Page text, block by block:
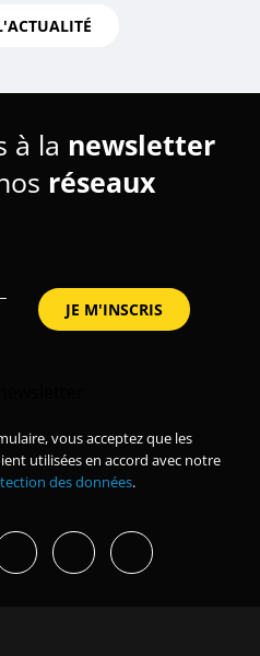
à la newsletter
réseaux
vous acceptez que les
utilisées en accord avec notre
des données.